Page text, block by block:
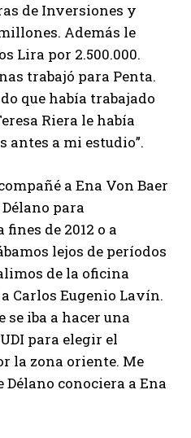
de Inversiones y
Además le
Lira por 2.500.000.
trabajó para Penta.
que había trabajado
Riera le había
antes a mi estudio”.
a Ena Von Baer
para
de 2012 o a
lejos de períodos
de la oficina
Carlos Eugenio Lavín.
se iba a hacer una
para elegir el
la zona oriente. Me
conociera a Ena